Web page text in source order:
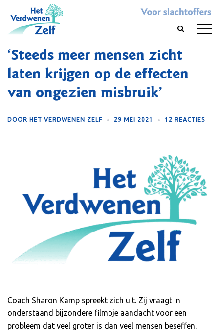
content
Search
menu
‘Steeds meer mensen zicht
laten krijgen op de effecten
van ongezien misbruik’
DOOR HET VERDWENEN ZELF 29 MEI 2021 12 REACTIES
Coach Sharon Kamp spreekt zich uit. Zij vraagt in
onderstaand bijzondere filmpje aandacht voor een
probleem dat veel groter is dan veel mensen beseffen.